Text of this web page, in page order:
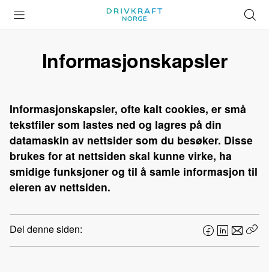
Informasjonskapsler
Informasjonskapsler, ofte kalt cookies, er små
tekstfiler som lastes ned og lagres på din
datamaskin av nettsider som du besøker. Disse
brukes for at nettsiden skal kunne virke, ha
smidige funksjoner og til å samle informasjon til
eieren av nettsiden.
Del denne siden:
F
a
L
i
E
-